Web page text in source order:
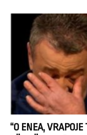
“O ENEA,